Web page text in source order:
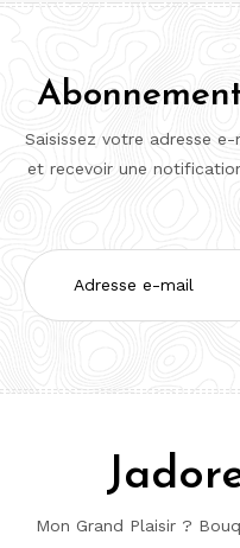
Saisissez votre adresse
et recevoir une
Adresse
e-
mail
Mon Grand Plaisir ?